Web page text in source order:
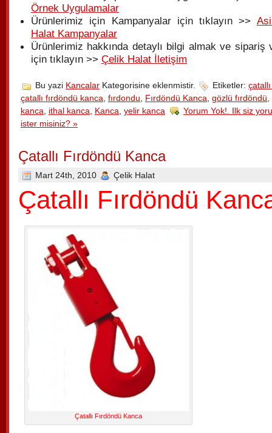
Örnek Uygulamalar
Ürünlerimiz için Kampanyalar için tıklayın >>
Halat Kampanyalar
Ürünlerimiz hakkında detaylı bilgi almak ve sipariş
için tıklayın >> Çelik Halat İletişim
Bu yazi Kancalar Kategorisine eklenmistir. Etiketler:
çatallı fırdöndü kanca fırdondu Fırdöndü Kanca gözlü fırdöndü
kanca
ithal kanca Kanca yelir kanca
Yorum Yok!. Ilk siz
ister misiniz? »
Çatallı Fırdöndü Kanca
Mart 24th, 2010 Çelik Halat
Çatallı Fırdöndü
Çatallı Fırdöndü Kanca